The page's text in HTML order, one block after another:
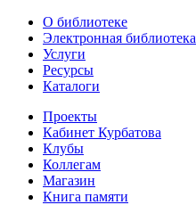
О библиотеке
Электронная библиотека
Услуги
Ресурсы
Каталоги
Проекты
Кабинет Курбатова
Клубы
Коллегам
Магазин
Книга памяти